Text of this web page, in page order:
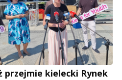
przejmie kielecki Rynek